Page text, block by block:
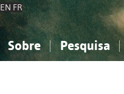
EN FR
Sobre Pesquisa